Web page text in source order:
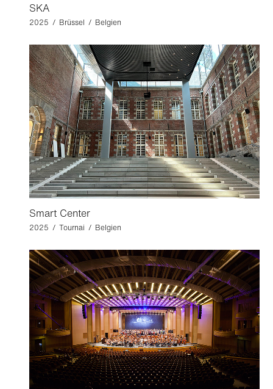
SKA
2025 / Brüssel / Belgien
Smart Center
2025 / Tournai / Belgien